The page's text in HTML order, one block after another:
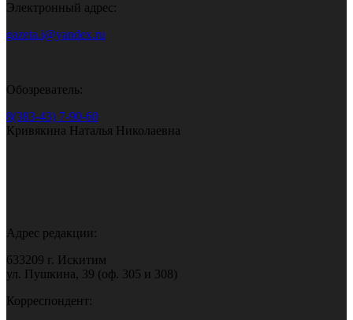
Электронный адрес:
gazeta.i@yandex.ru
Обозреватель:
8(383-43) 7-90-60
Кривякина Наталья Николаевна
Адрес редакции:
633209 г. Искитим
ул. Пушкина, 39 (оф. 305 и 308)
Корреспондент: